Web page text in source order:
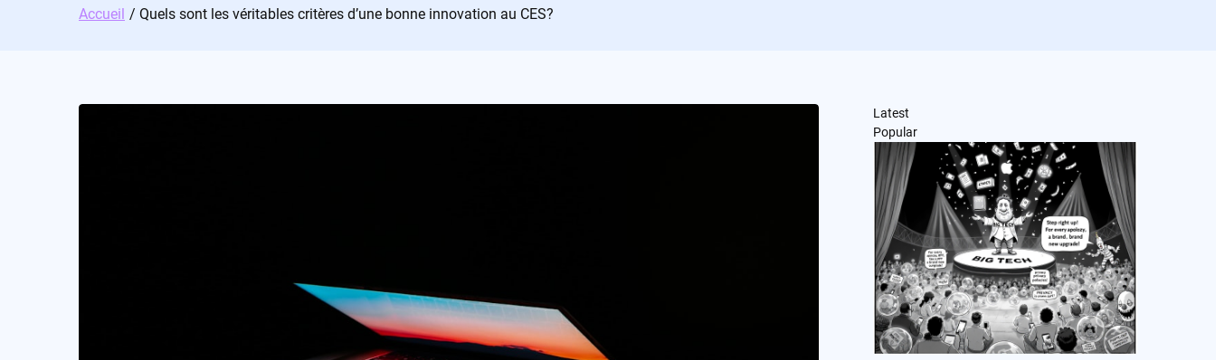
Accueil Quels sont les véritables critères d’une bonne innovation au CES?
Latest
Popular